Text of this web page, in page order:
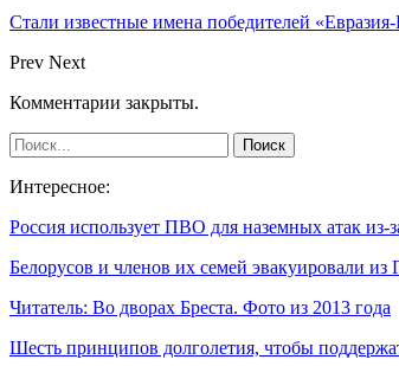
Стали известные имена победителей
Prev Next
Комментарии закрыты.
Интересное:
Россия использует ПВО для наземных атак из-
Белорусов и членов их семей эвакуировали из
Читатель: Во дворах Бреста. Фото из 2013 года
Шесть принципов долголетия, чтобы